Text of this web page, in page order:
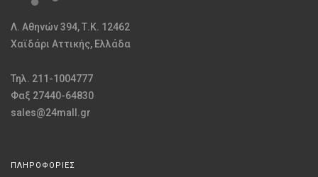
Λ. Αθηνών 394, Τ.Κ. 12462
Χαϊδάρι Αττικής, Ελλάδα
Τηλ. 211-1004777
Φαξ 27440-64830
sales@24mall.gr
ΠΛΗΡΟΦΟΡΙΕΣ